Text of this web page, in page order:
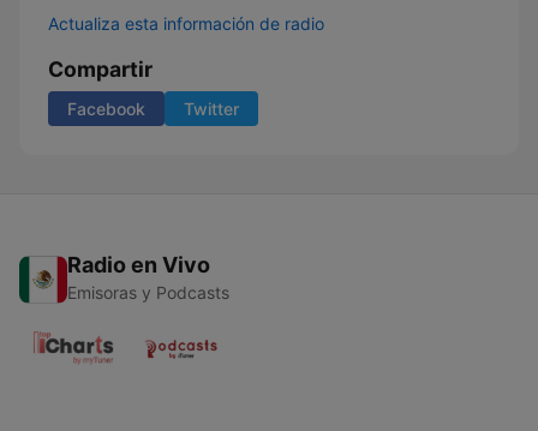
Actualiza esta información de radio
Compartir
Facebook Twitter
Radio en Vivo
Emisoras y Podcasts